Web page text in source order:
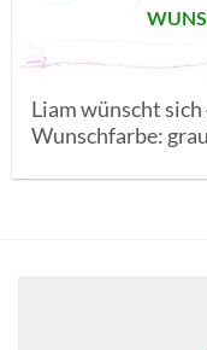
Liam wünscht
Wunschfarbe: grau